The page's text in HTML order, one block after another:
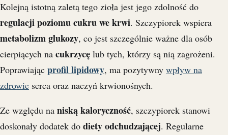
Kolejną istotną zaletą tego zioła jest jego zdolność do
regulacji poziomu cukru we krwi. Szczypiorek wspiera
metabolizm glukozy, co jest szczególnie ważne dla osób
cierpiących na cukrzycę lub tych, którzy są nią zagrożeni.
Poprawiając profil lipidowy, ma pozytywny wpływ na
zdrowie serca oraz naczyń krwionośnych.
Ze względu na niską kaloryczność, szczypiorek stanowi
doskonały dodatek do diety odchudzającej. Regularne